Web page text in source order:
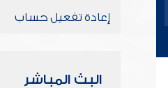
إعادة تفعيل حساب
البث المباشر